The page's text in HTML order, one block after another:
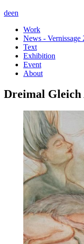
deen
Work
News -
Text
Exhibition
Event
About
Dreimal Gleich